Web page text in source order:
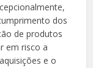
dos
de produtos
em risco a
e o